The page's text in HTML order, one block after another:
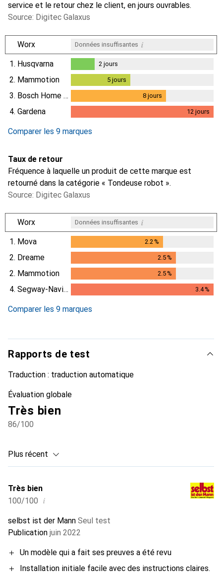
service et le retour chez le client, en jours ouvrables.
Source: Digitec Galaxus
Worx Données insuffisantes i
1. Husqvarna
2jours
2jours
2. Mammotion 5jours
3. Bosch Home & Garden 8jours
4. Gardena 12 jours
Comparer les 9 marques
Taux de retour
Fréquence à laquelle un produit de cette marque est
retourné dans la catégorie « Tondeuse robot ».
Source: Digitec Galaxus
Worx Données insuffisantes i
1. Mova 2.2%
2. Dreame 2.5%
2. Mammotion 2.5%
4. Segway-Navimow 3.4%
Comparer les 9 marques
Rapports de test
Traduction : traduction automatique
Évaluation globale
Très bien
86/100
Plus récent
Très bien
100/100 i
selbst ist der Mann Seul test
Publication juin 2022
Un modèle qui a fait ses preuves a été revu
Installation initiale facile avec des instructions claires.